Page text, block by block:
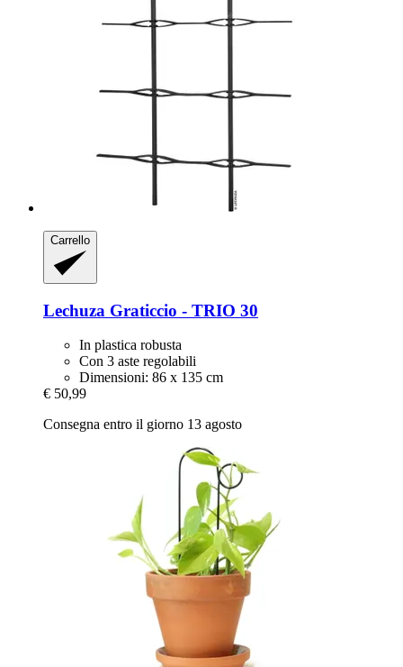
Carrello
Lechuza Graticcio -​ TRIO 30
In plastica robusta
Con 3 aste regolabili
Dimensioni: 86 x 135 cm
€ 50,99
Consegna entro il giorno 13 agosto